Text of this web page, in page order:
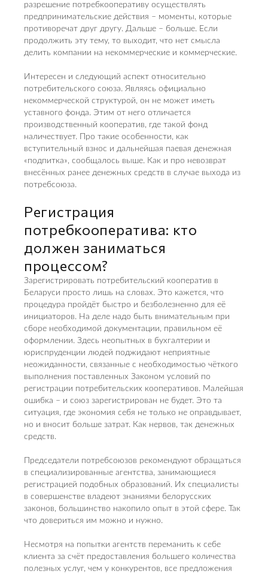
разрешение потребкооперативу осуществлять
предпринимательские действия – моменты, которые
противоречат друг другу. Дальше – больше. Если
продолжить эту тему, то выходит, что нет смысла
делить компании на некоммерческие и коммерческие.
Интересен и следующий аспект относительно
потребительского союза. Являясь официально
некоммерческой структурой, он не может иметь
уставного фонда. Этим от него отличается
производственный кооператив, где такой фонд
наличествует. Про такие особенности, как
вступительный взнос и дальнейшая паевая денежная
«подпитка», сообщалось выше. Как и про невозврат
внесённых ранее денежных средств в случае выхода из
потребсоюза.
Регистрация
потребкооператива: кто
должен заниматься
процессом?
Зарегистрировать потребительский кооператив в
Беларуси просто лишь на словах. Это кажется, что
процедура пройдёт быстро и безболезненно для её
инициаторов. На деле надо быть внимательным при
сборе необходимой документации, правильном её
оформлении. Здесь неопытных в бухгалтерии и
юриспруденции людей поджидают неприятные
неожиданности, связанные с необходимостью чёткого
выполнения поставленных Законом условий по
регистрации потребительских кооперативов. Малейшая
ошибка – и союз зарегистрирован не будет. Это та
ситуация, где экономия себя не только не оправдывает,
но и вносит больше затрат. Как нервов, так денежных
средств.
Председатели потребсоюзов рекомендуют обращаться
в специализированные агентства, занимающиеся
регистрацией подобных образований. Их специалисты
в совершенстве владеют знаниями белорусских
законов, большинство накопило опыт в этой сфере. Так
что довериться им можно и нужно.
Несмотря на попытки агентств переманить к себе
клиента за счёт предоставления большего количества
полезных услуг, чем у конкурентов, все предложения